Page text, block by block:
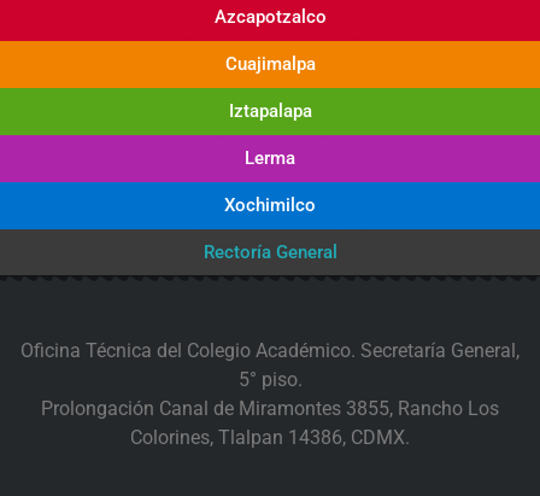
Azcapotzalco
Cuajimalpa
Iztapalapa
Lerma
Xochimilco
Rectoría General
Oficina Técnica del Colegio Académico. Secretaría General,
5° piso.
Prolongación Canal de Miramontes 3855, Rancho Los
Colorines, Tlalpan 14386, CDMX.